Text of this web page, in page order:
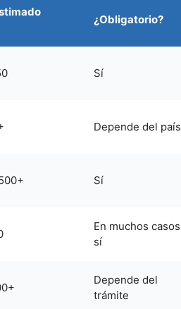
¿Obligatorio?
Sí
Depende del país
Sí
En muchos casos
sí
Depende del
trámite